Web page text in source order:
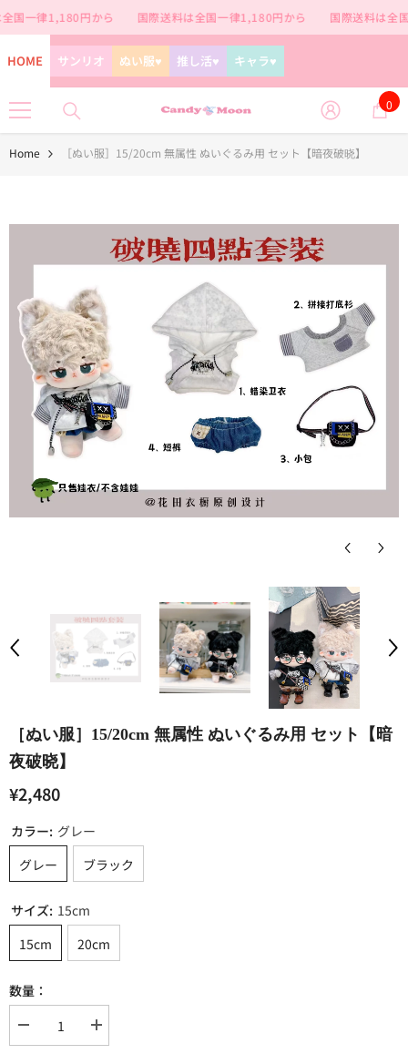
コンテンツに進む
国一律1,180円から 国際送料は全国一律1,180円から 国際送料は全
HOME サンリオ ぬい服♥ 推し活♥ キャラ♥
0 0
ム
Home ［ぬい服］15/20cm 無属性 ぬいぐるみ用 セット【暗夜破晓】
［ぬい服］15/20cm 無属性 ぬいぐるみ用 セット【暗
夜破晓】
¥2,480
カラー: グレー
グレー
ブラック
サイズ: 15cm
15cm
20cm
数量：
製
{{
製